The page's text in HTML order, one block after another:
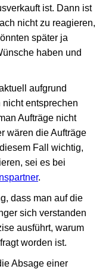
ist. Dann ist
nicht zu reagieren,
später ja
haben und
aufgrund
entsprechen
Aufträge nicht
wären die Aufträge
Fall wichtig,
sei es bei
.
dass man auf die
sich verstanden
ausführt, warum
worden ist.
Absage einer